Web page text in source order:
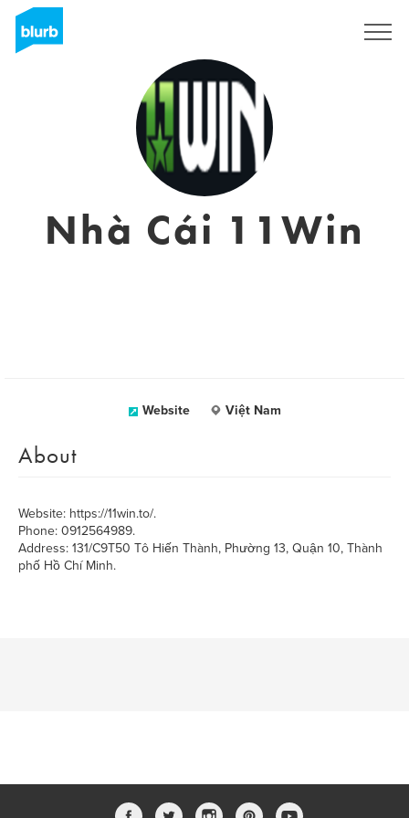
Nhà Cái 11Win
Website Việt Nam
About
Website: https://11win.to/.
Phone: 0912564989.
Address: 131/C9T50 Tô Hiến Thành, Phường 13, Quận 10, Thành
phố Hồ Chí Minh.